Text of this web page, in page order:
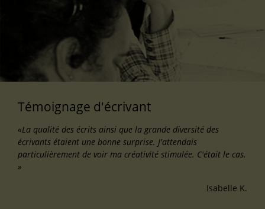
Témoignage d'écrivant
«La qualité des écrits ainsi que la grande diversité des
écrivants étaient une bonne surprise. J'attendais
particulièrement de voir ma créativité stimulée. C'était le cas.
»
Isabelle K.